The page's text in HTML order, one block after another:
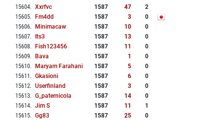
15604. Xxrfvc 1587 47
2
15605. Fm4dd 1587 3
0
15606. Minimacaw 1587 10
0
15607. Its3 1587 13
0
15608. Fish123456 1587 11
0
15609. Bava 1587 1
0
15610. Maryam Farahani 1587 5
0
15611 . Gkasioni 1587 6
0
15612. Userfinland 1587 3
0
15613. G_paternicola 1587 14
0
15614. Jim S 1587 11
1
15615. Gg83 1587 25
0